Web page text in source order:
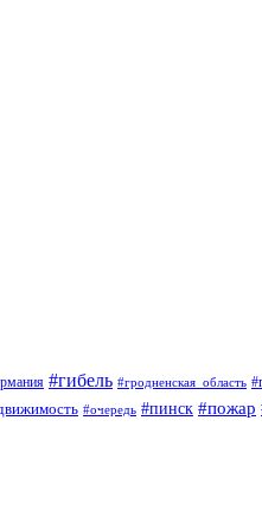
#гибель #гродненская_область
#очередь #пинск #пожар